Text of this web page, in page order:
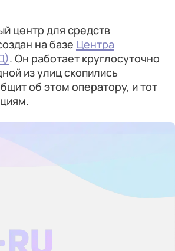
центр для средств
на базе Центра
. Он работает круглосуточно
из улиц скопились
об этом оператору, и тот